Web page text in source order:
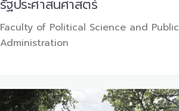
รัฐประศาสนศาสตร์
Faculty of Political Science and Public
Administration